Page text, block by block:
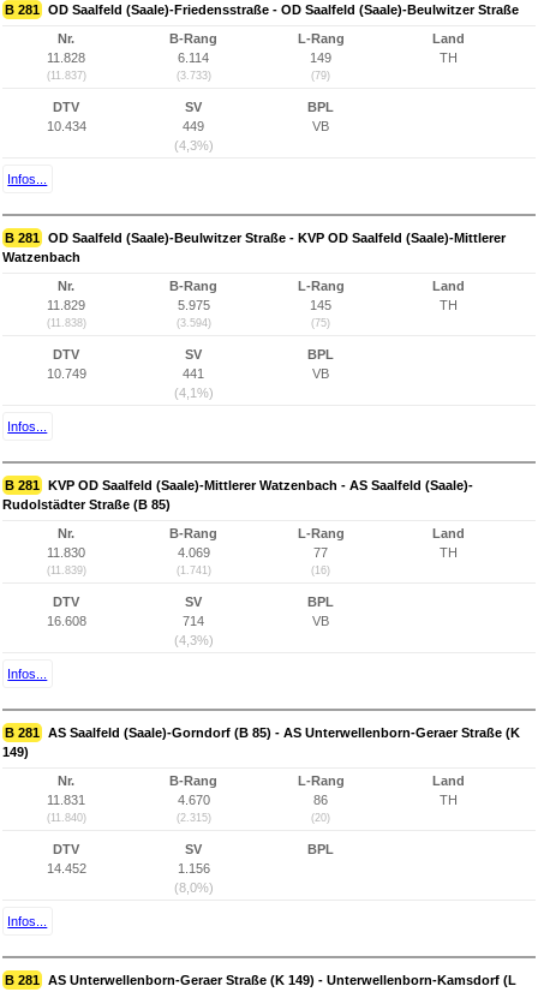
B 281 OD Saalfeld (Saale)-Friedensstraße - OD Saalfeld (Saale)-Beulwitzer Straße
Nr.
11.828
(11.837)
B-Rang
6.114
(3.733)
L-Rang
149
(79)
Land
TH
DTV
10.434
SV
449
(4,3%)
BPL
VB
Infos...
B 281 OD Saalfeld (Saale)-Beulwitzer Straße - KVP OD Saalfeld (Saale)-Mittlerer
Watzenbach
Nr.
11.829
(11.838)
B-Rang
5.975
(3.594)
L-Rang
145
(75)
Land
TH
DTV
10.749
SV
441
(4,1%)
BPL
VB
Infos...
B 281 KVP OD Saalfeld (Saale)-Mittlerer Watzenbach - AS Saalfeld (Saale)-
Rudolstädter Straße (B 85)
Nr.
11.830
(11.839)
B-Rang
4.069
(1.741)
L-Rang
77
(16)
Land
TH
DTV
16.608
SV
714
(4,3%)
BPL
VB
Infos...
B 281 AS Saalfeld (Saale)-Gorndorf (B 85) - AS Unterwellenborn-Geraer Straße (K
149)
Nr.
11.831
(11.840)
B-Rang
4.670
(2.315)
L-Rang
86
(20)
Land
TH
DTV
14.452
SV
1.156
(8,0%)
BPL
Infos...
B 281 AS Unterwellenborn-Geraer Straße (K 149) - Unterwellenborn-Kamsdorf (L